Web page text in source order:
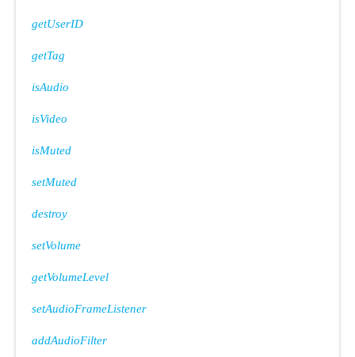
getUserID
getTag
isAudio
isVideo
isMuted
setMuted
destroy
setVolume
getVolumeLevel
setAudioFrameListener
addAudioFilter